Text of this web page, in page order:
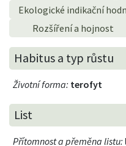
Ekologické indikační
Rozšíření a hojnost
Habitus a typ růstu
Životní forma: terofyt
List
Přítomnost a přeměna listu: